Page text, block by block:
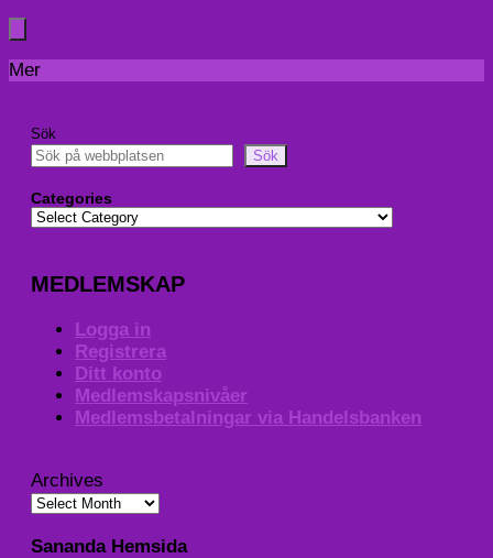
Mer
Sök
Sök
Categories
MEDLEMSKAP
Logga in
Registrera
Ditt konto
Medlemskapsnivåer
Medlemsbetalningar via Handelsbanken
Archives
Sananda Hemsida